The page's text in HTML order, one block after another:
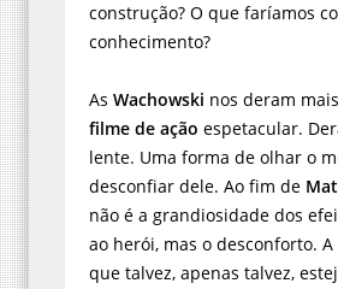
construção? O que faríamos
conhecimento?
As Wachowski nos deram
filme de ação espetacular.
lente. Uma forma de olhar o
desconfiar dele. Ao fim de
não é a grandiosidade dos
ao herói, mas o desconforto. A
que talvez, apenas talvez,